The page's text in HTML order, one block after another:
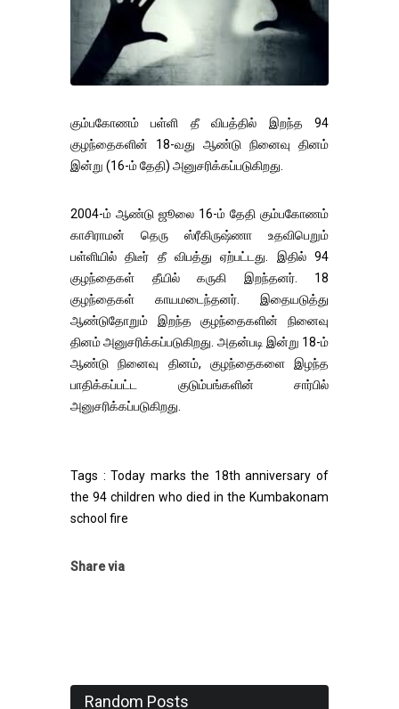
கும்பகோணம் பள்ளி தீ விபத்தில் இறந்த 94
குழந்தைகளின் 18-வது ஆண்டு நினைவு தினம்
இன்று (16-ம் தேதி) அனுசரிக்கப்படுகிறது.
2004-ம் ஆண்டு ஜூலை 16-ம் தேதி கும்பகோணம்
காசிராமன் தெரு ஸ்ரீகிருஷ்ணா உதவிபெறும்
பள்ளியில் திடீர் தீ விபத்து ஏற்பட்டது. இதில் 94
குழந்தைகள் தீயில் கருகி இறந்தனர். 18
குழந்தைகள் காயமடைந்தனர். இதையடுத்து
ஆண்டுதோறும் இறந்த குழந்தைகளின் நினைவு
தினம் அனுசரிக்கப்படுகிறது. அதன்படி இன்று 18-ம்
ஆண்டு நினைவு தினம், குழந்தைகளை இழந்த
பாதிக்கப்பட்ட குடும்பங்களின் சார்பில்
அனுசரிக்கப்படுகிறது.
Tags : Today marks the 18th anniversary of
the 94 children who died in the Kumbakonam
school fire
Share via
Random Posts